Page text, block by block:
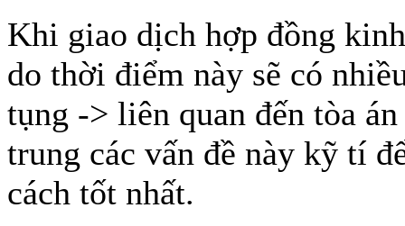
Khi giao dịch hợp đồng
do thời điểm này sẽ có
tụng -> liên quan đến tòa
trung các vấn đề này kỹ tí
cách tốt nhất.